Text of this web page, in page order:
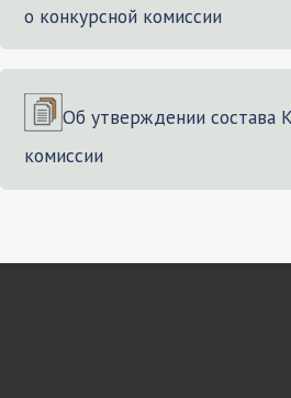
о конкурсной комиссии
Об утверждении состава
комиссии